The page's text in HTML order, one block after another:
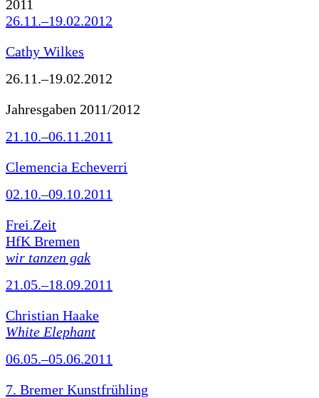
2011
26.11.–19.02.2012
Cathy Wilkes
26.11.–19.02.2012
Jahresgaben 2011/2012
21.10.–06.11.2011
Clemencia Echeverri
02.10.–09.10.2011
Frei.Zeit
HfK Bremen
wir tanzen gak
21.05.–18.09.2011
Christian Haake
White Elephant
06.05.–05.06.2011
7. Bremer Kunstfrühling